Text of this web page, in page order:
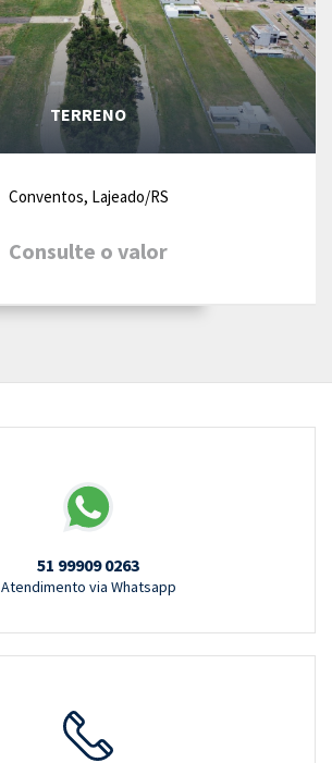
TERRENO
Conventos, Lajeado/RS
Consulte o valor
51 99909 0263
Atendimento via Whatsapp